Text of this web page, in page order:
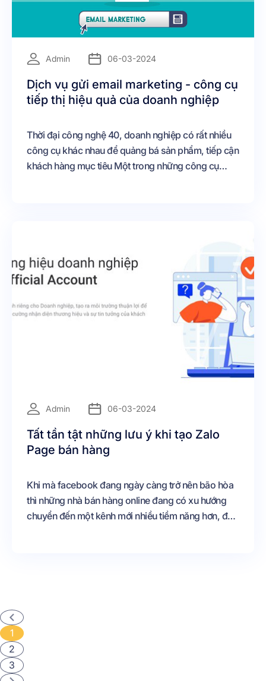
Admin 06-03-2024
Dịch vụ gửi email marketing - công cụ
tiếp thị hiệu quả của doanh nghiệp
Thời đại công nghệ 40, doanh nghiệp có rất nhiều
công cụ khác nhau để quảng bá sản phẩm, tiếp cận
khách hàng mục tiêu Một trong những công cụ
Admin 06-03-2024
Tất tần tật những lưu ý khi tạo Zalo
Page bán hàng
Khi mà facebook đang ngày càng trở nên bão hòa
thì những nhà bán hàng online đang có xu hướng
chuyển đến một kênh mới nhiều tiềm năng hơn, đó
1
2
3